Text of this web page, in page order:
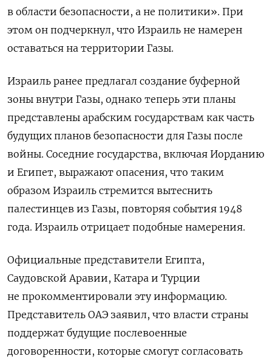
в области безопасности, а не политики». При
этом он подчеркнул, что Израиль не намерен
оставаться на территории Газы.
Израиль ранее предлагал создание буферной
зоны внутри Газы, однако теперь эти планы
представлены арабским государствам как часть
будущих планов безопасности для Газы после
войны. Соседние государства, включая Иорданию
и Египет, выражают опасения, что таким
образом Израиль стремится вытеснить
палестинцев из Газы, повторяя события 1948
года. Израиль отрицает подобные намерения.
Официальные представители Египта,
Саудовской Аравии, Катара и Турции
не прокомментировали эту информацию.
Представитель ОАЭ заявил, что власти страны
поддержат будущие послевоенные
договоренности, которые смогут согласовать